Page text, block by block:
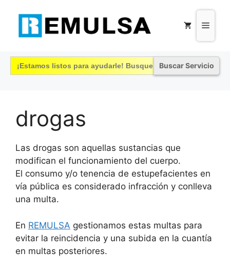
contenido
Menú
Buscar:
drogas
Las drogas son aquellas sustancias que
modifican el funcionamiento del cuerpo.
El consumo y/o tenencia de estupefacientes en
vía pública es considerado infracción y conlleva
una multa.
En REMULSA gestionamos estas multas para
evitar la reincidencia y una subida en la cuantía
en multas posteriores.